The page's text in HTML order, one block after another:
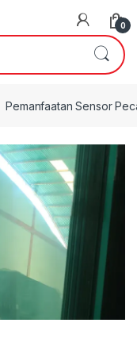
0
Pemanfaatan Sensor